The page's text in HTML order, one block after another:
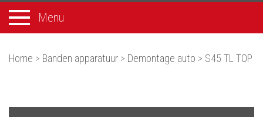
Menu
Home > Banden apparatuur > Demontage auto > S45 TL TOP